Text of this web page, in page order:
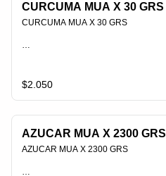
CURCUMA MUA X 30 GRS
CURCUMA MUA X 30 GRS
PLU 006547
$2.050
AZUCAR MUA X 2300 GRS
AZUCAR MUA X 2300 GRS